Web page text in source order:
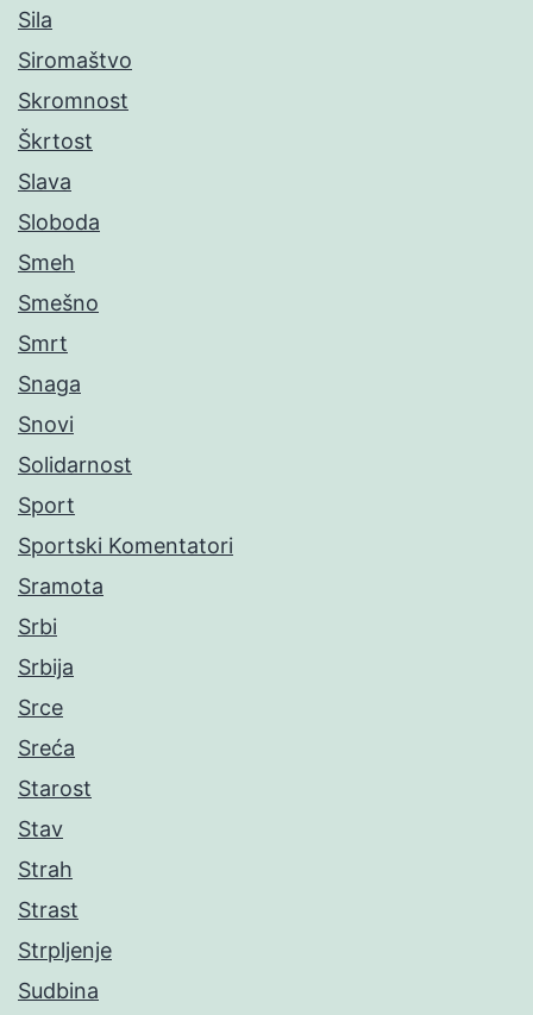
Sila
Siromaštvo
Skromnost
Škrtost
Slava
Sloboda
Smeh
Smešno
Smrt
Snaga
Snovi
Solidarnost
Sport
Sportski Komentatori
Sramota
Srbi
Srbija
Srce
Sreća
Starost
Stav
Strah
Strast
Strpljenje
Sudbina